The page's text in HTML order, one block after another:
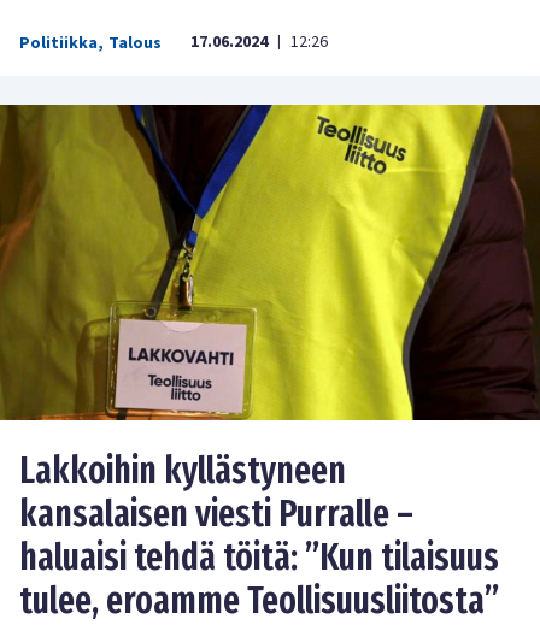
Politiikka, Talous 17.06.2024 | 12:26
Lakkoihin kyllästyneen
kansalaisen viesti Purralle –
haluaisi tehdä töitä: ”Kun tilaisuus
tulee, eroamme Teollisuusliitosta”